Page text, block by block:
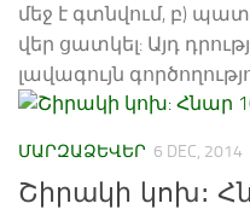
մեջ է գտնվում, բ)
վեր ցատկել: Այդ
լավագույն
ՄԱՐԶԱՁԵՎԵՐ 6 DEC, 2014
Շիրակի կոխ: